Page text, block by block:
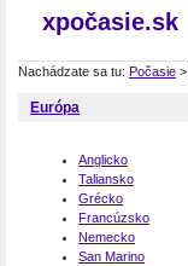
xpočasie.sk
Nachádzate sa tu: Počasie >
Európa
Anglicko
Taliansko
Grécko
Francúzsko
Nemecko
San Marino